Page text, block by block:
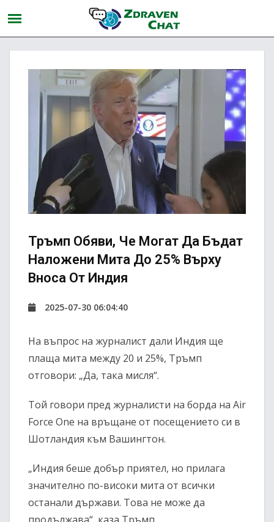
Тръмп Обяви, Че Могат Да Бъдат
Наложени Мита До 25% Върху
Вноса От Индия
2025-07-30 06:04:40
На въпрос на журналист дали Индия ще
плаща мита между 20 и 25%, Тръмп
отговори: „Да, така мисля“.
Той говори пред журналисти на борда на Air
Force One на връщане от посещението си в
Шотландия към Вашингтон.
„Индия беше добър приятел, но прилага
значително по-високи мита от всички
останали държави. Това не може да